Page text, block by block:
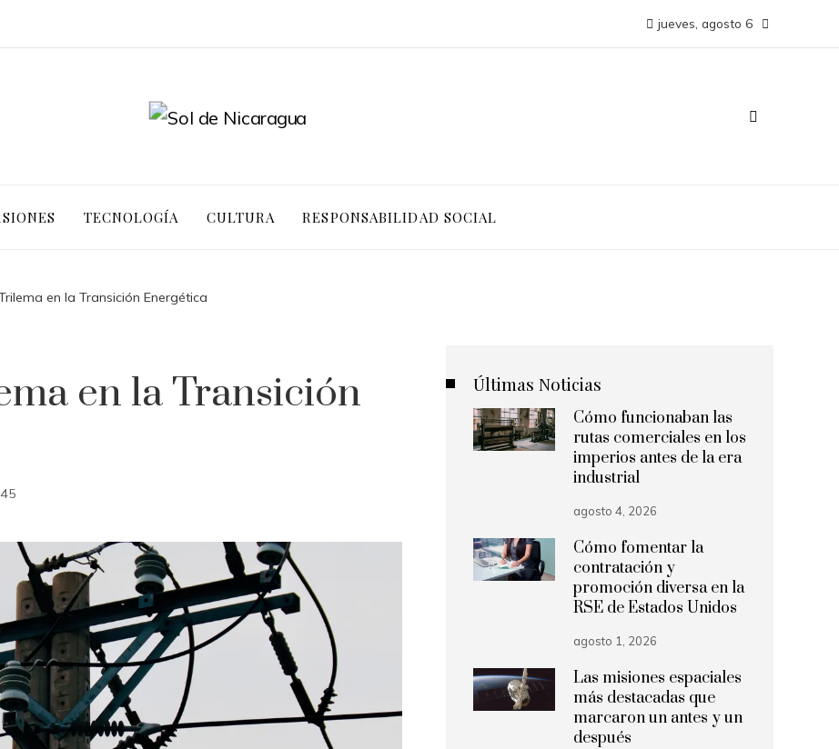
jueves, agosto 6
TECNOLOGÍA CULTURA RESPONSABILIDAD SOCIAL
en la Transición Energética
en la Transición
Últimas Noticias
Cómo funcionaban las
rutas comerciales en los
imperios antes de la era
industrial
agosto 4, 2026
Cómo fomentar la
contratación y
promoción diversa en la
RSE de Estados Unidos
agosto 1, 2026
Las misiones espaciales
más destacadas que
marcaron un antes y un
después